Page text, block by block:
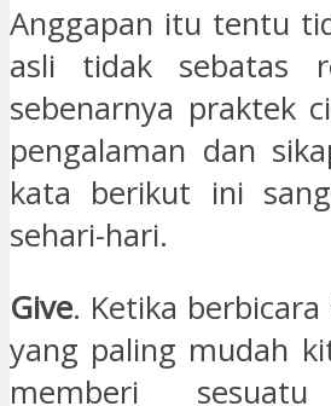
Anggapan itu tentu
asli tidak sebatas
sebenarnya praktek
pengalaman dan
kata berikut ini
sehari-hari.
Give. Ketika
yang paling mudah
memberi